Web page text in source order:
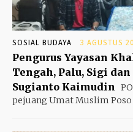
SOSIAL BUDAYA 3 AGUSTUS
Pengurus Yayasan
Tengah, Palu, Sigi
Sugianto Kaimudin
pejuang Umat Muslim Poso